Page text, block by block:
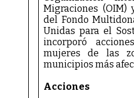
Migraciones (OIM)
del Fondo
Unidas para el
incorporó
mujeres de las
municipios más
Acciones